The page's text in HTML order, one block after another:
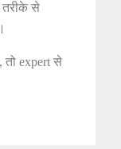
तरीके से
तो expert से